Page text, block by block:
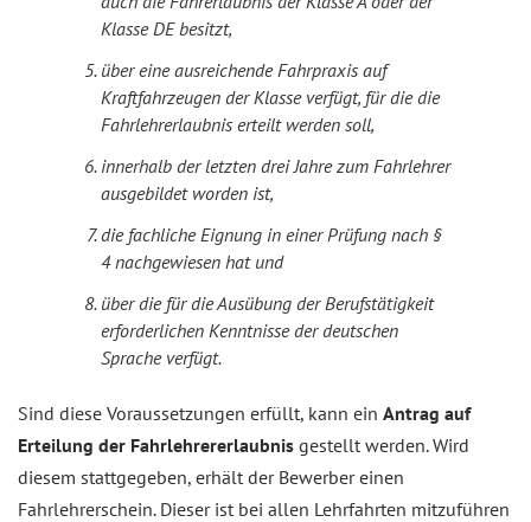
Klasse DE besitzt,
über eine ausreichende Fahrpraxis auf
Kraftfahrzeugen der Klasse verfügt, für die die
Fahrlehrerlaubnis erteilt werden soll,
innerhalb der letzten drei Jahre zum Fahrlehrer
ausgebildet worden ist,
die fachliche Eignung in einer Prüfung nach §
4 nachgewiesen hat und
über die für die Ausübung der Berufstätigkeit
erforderlichen Kenntnisse der deutschen
Sprache verfügt.
Sind diese Voraussetzungen erfüllt, kann ein Antrag auf
Erteilung der Fahrlehrererlaubnis gestellt werden. Wird
diesem stattgegeben, erhält der Bewerber einen
Fahrlehrerschein. Dieser ist bei allen Lehrfahrten mitzuführen